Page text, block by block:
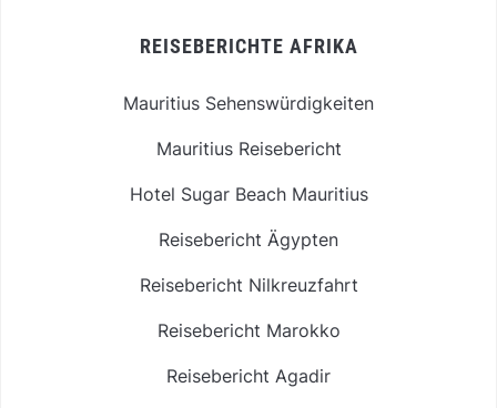
REISEBERICHTE AFRIKA
Mauritius Sehenswürdigkeiten
Mauritius Reisebericht
Hotel Sugar Beach Mauritius
Reisebericht Ägypten
Reisebericht Nilkreuzfahrt
Reisebericht Marokko
Reisebericht Agadir